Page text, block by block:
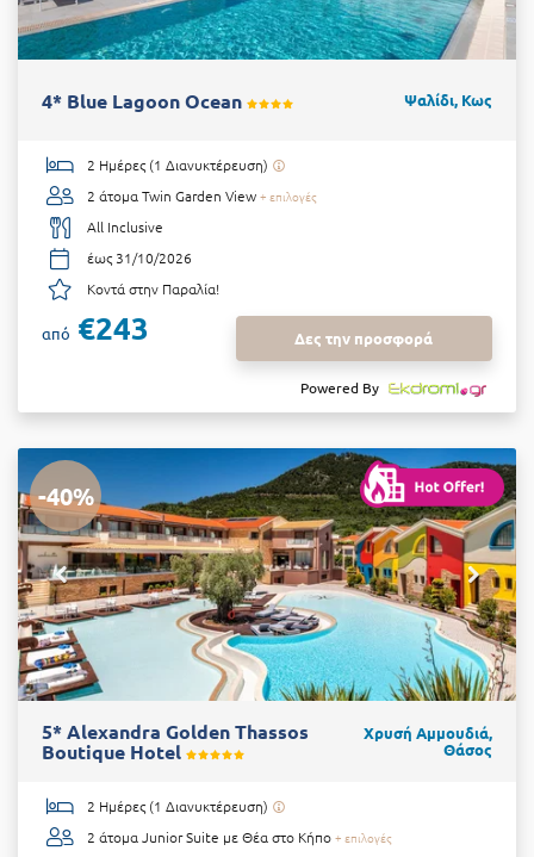
4* Blue Lagoon Ocean Ψαλίδι, Κως
2 Ημέρες (1 Διανυκτέρευση)
2 άτομαTwin Garden View + επιλογές
All Inclusive
έως 31/10/2026
Κοντά στην Παραλία!
από €243 Δες την προσφορά
Powered By
-40%
5* Alexandra Golden Thassos
Boutique Hotel
Χρυσή Αμμουδιά,
Θάσος
2 Ημέρες (1 Διανυκτέρευση)
2 άτομαJunior Suite με Θέα στο Κήπο + επιλογές